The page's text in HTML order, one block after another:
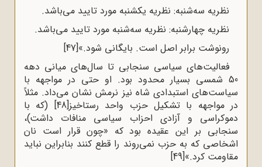
نظریه سه‌شنبه: نظریه یکشنبه مورد تایید می‌باشد.
نظریه چهارشنبه: نظریه سه‌شنبه مورد تایید می‌باشد.
رونوشت برابر اصل است. بایگانی شود.»[47]
فعالیت‌های سیاسی سنجابی تا سال‌های میانی دهه
50 شمسی بسیار محدود بود. او حتی در مواجهه با
سیاست‌های استبدادی شاه نیز نرمش نشان می‌داد. مثلاً
در مواجهه با تشکیل حزب واحد رستاخیز[48]
(که با
دموکراسی و آزادی احزاب سیاسی منافات داشت)،
سنجابی بر این عقیده بود که «چون قرار است نان
اشخاصی که به حزب نمی‌روند را قطع کنند بنابراین نباید
مقاومت کرد.»[49]